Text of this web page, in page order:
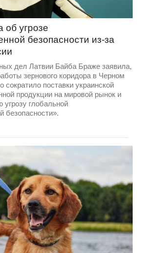
об угрозе
безопасности из-за
дел Латвии Байба Браже заявила,
зернового коридора в Черном
сократило поставки украинской
продукции на мировой рынок и
угрозу глобальной
безопасности».